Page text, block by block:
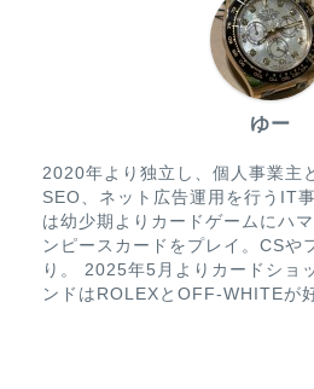
ゆー
2020年より独立し、個人事業主
SEO、ネット広告運用を行うIT
は幼少期よりカードゲームにハ
ンピースカードをプレイ。CSや
り。 2025年5月よりカードショ
ンドはROLEXとOFF-WHITEが